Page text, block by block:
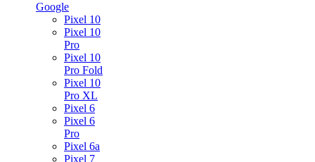
Google
Pixel 10
Pixel 10
Pro
Pixel 10
Pro Fold
Pixel 10
Pro XL
Pixel 6
Pixel 6
Pro
Pixel 6a
Pixel 7